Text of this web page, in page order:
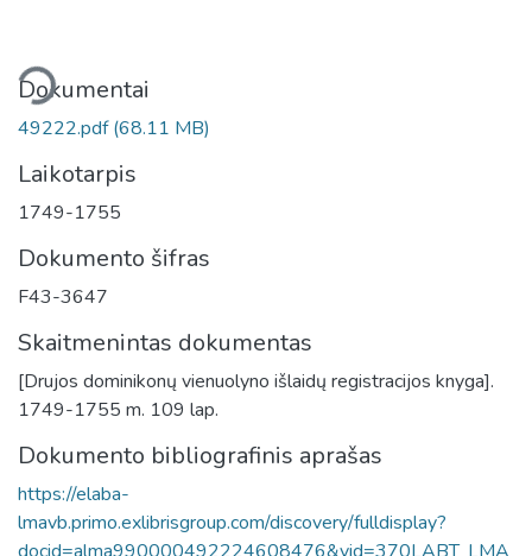
Dokumentai
49222.pdf(68.11 MB)
Laikotarpis
1749-1755
Dokumento šifras
F43-3647
Skaitmenintas dokumentas
[Drujos dominikonų vienuolyno išlaidų registracijos knyga].
1749-1755 m. 109 lap.
Dokumento bibliografinis aprašas
https://elaba-
lmavb.primo.exlibrisgroup.com/discovery/fulldisplay?